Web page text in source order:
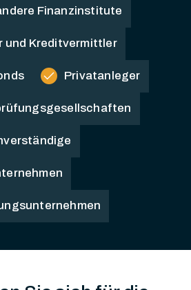
Finanzinstitute
und Kreditvermittler
check Privatanleger